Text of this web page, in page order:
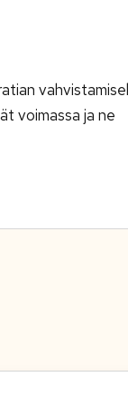
voimassa ja ne